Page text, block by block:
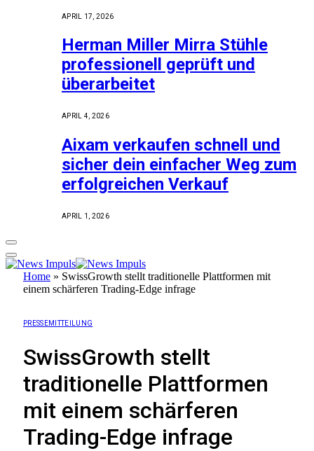
APRIL 17, 2026
Herman Miller Mirra Stühle
professionell geprüft und
überarbeitet
APRIL 4, 2026
Aixam verkaufen schnell und
sicher dein einfacher Weg zum
erfolgreichen Verkauf
APRIL 1, 2026
Home » SwissGrowth stellt traditionelle Plattformen mit
einem schärferen Trading-Edge infrage
PRESSEMITTEILUNG
SwissGrowth stellt
traditionelle Plattformen
mit einem schärferen
Trading-Edge infrage